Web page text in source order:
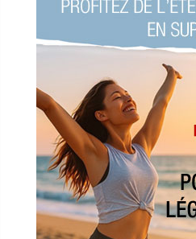
pas la forme
fou comment du soir au lendemain on se
du tout la forme pour moi aujourd'hui ,
me voilà prise de malaise , proche de la
c'est tout , je pouvais pratiquement rien
j'ai attraper un virus , gastro ou grippe, dès
dans les pieds et je suis poche de la
tout cas j'espère que demain sa ira mieux,
à demain j'espère